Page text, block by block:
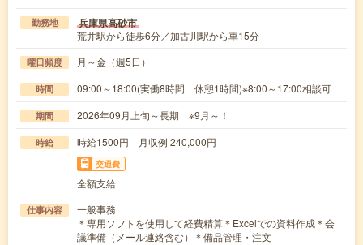
勤務地 兵庫県高砂市
荒井駅から徒歩6分／加古川駅から車15分
曜日頻度 月～金（週5日）
時間 09:00～18:00(実働8時間 休憩1時間)※8:00～17:00相談可
期間 2026年09月上旬～長期 ※9月～！
時給 時給1500円 月収例 240,000円
交通費
全額支給
仕事内容
一般事務
＊専用ソフトを使用して経費精算＊Excelでの資料作成＊会
議準備（メール連絡含む）＊備品管理・注文